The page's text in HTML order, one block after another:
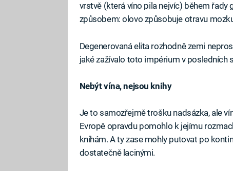
vrstvě (která víno pila nejvíc) během
způsobem: olovo způsobuje otravu
Degenerovaná elita rozhodně zemi
jaké zažívalo toto impérium v posledních
Nebýt vína, nejsou knihy
Je to samozřejmě trošku nadsázka, ale
Evropě opravdu pomohlo k jejímu
knihám. A ty zase mohly putovat po
dostatečně lacinými.